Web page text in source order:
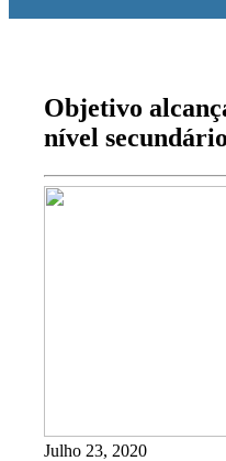
Objetivo
nível secundário
Julho 23, 2020